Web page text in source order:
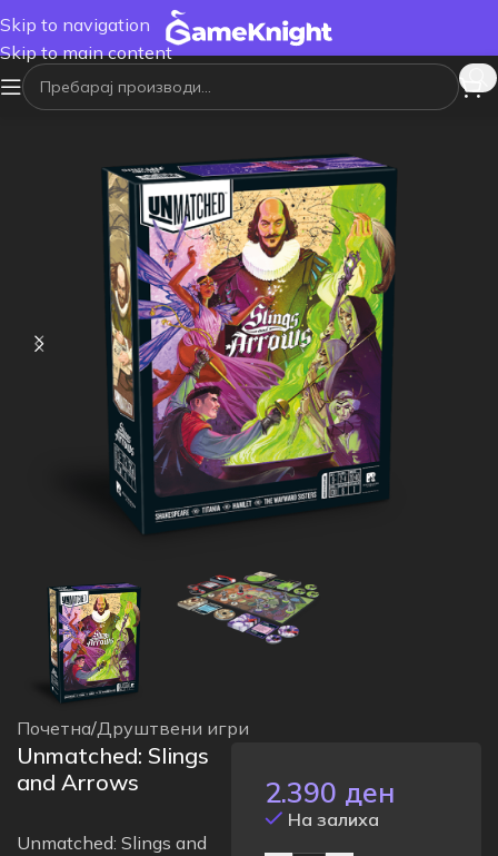
Skip to navigation
Skip to main content
Почетна/Друштвени игри
Unmatched: Slings
and Arrows
Unmatched: Slings and
2.390 ден
На залиха